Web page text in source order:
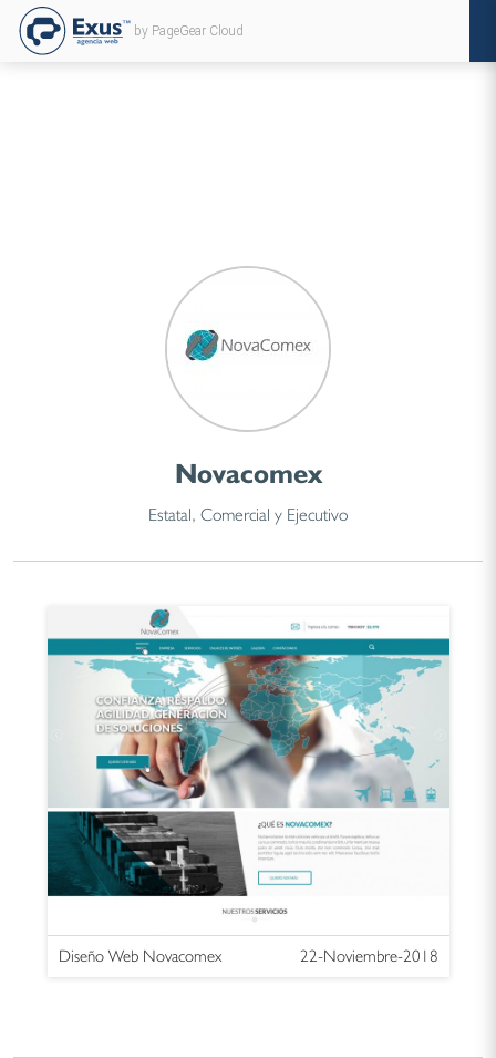
by PageGear Cloud
Novacomex
Estatal, Comercial y Ejecutivo
Diseño Web Novacomex 22-Noviembre-2018